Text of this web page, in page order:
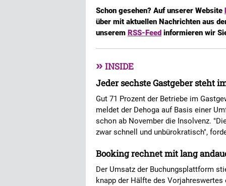
Schon gesehen? Auf unserer Website
über mit aktuellen Nachrichten aus
unserem RSS-Feed informieren wir
» INSIDE
Jeder sechste Gastgeber steht
Gut 71 Prozent der Betriebe im
meldet der Dehoga auf Basis einer
schon ab November die Insolvenz.
zwar schnell und unbürokratisch",
Booking rechnet mit lang
Der Umsatz der Buchungsplattform
knapp der Hälfte des